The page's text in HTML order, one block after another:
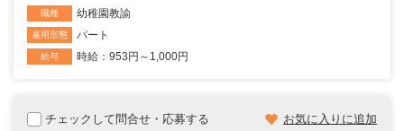
職種 幼稚園教諭
雇用形態 パート
給与 時給：953円～1,000円
チェックして問合せ・応募する お気に入りに追加